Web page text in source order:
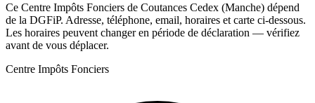
Ce Centre Impôts Fonciers de Coutances Cedex (Manche) dépend
de la DGFiP. Adresse, téléphone, email, horaires et carte ci-dessous.
Les horaires peuvent changer en période de déclaration — vérifiez
avant de vous déplacer.
Centre Impôts Fonciers